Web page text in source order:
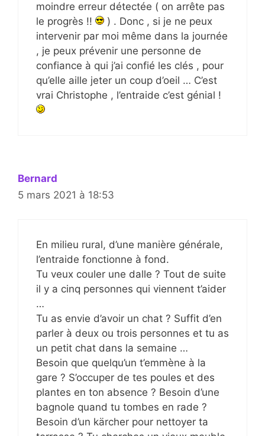
moindre erreur détectée ( on arrête pas
le progrès !!
) . Donc , si je ne peux
intervenir par moi même dans la journée
, je peux prévenir une personne de
confiance à qui j’ai confié les clés , pour
qu’elle aille jeter un coup d’oeil … C’est
vrai Christophe , l’entraide c’est génial !
Bernard
5 mars 2021 à 18:53
En milieu rural, d’une manière générale,
l’entraide fonctionne à fond.
Tu veux couler une dalle ? Tout de suite
il y a cinq personnes qui viennent t’aider
…
Tu as envie d’avoir un chat ? Suffit d’en
parler à deux ou trois personnes et tu as
un petit chat dans la semaine …
Besoin que quelqu’un t’emmène à la
gare ? S’occuper de tes poules et des
plantes en ton absence ? Besoin d’une
bagnole quand tu tombes en rade ?
Besoin d’un kärcher pour nettoyer ta